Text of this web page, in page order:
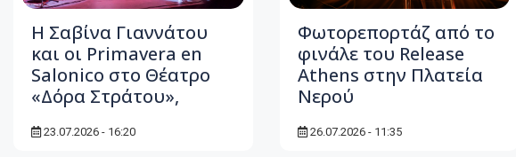
Η Σαβίνα Γιαννάτου
και οι Primavera en
Salonico στο Θέατρο
«Δόρα Στράτου»,
23.07.2026 - 16:20
Φωτορεπορτάζ από το
φινάλε του Release
Athens στην Πλατεία
Νερού
26.07.2026 - 11:35